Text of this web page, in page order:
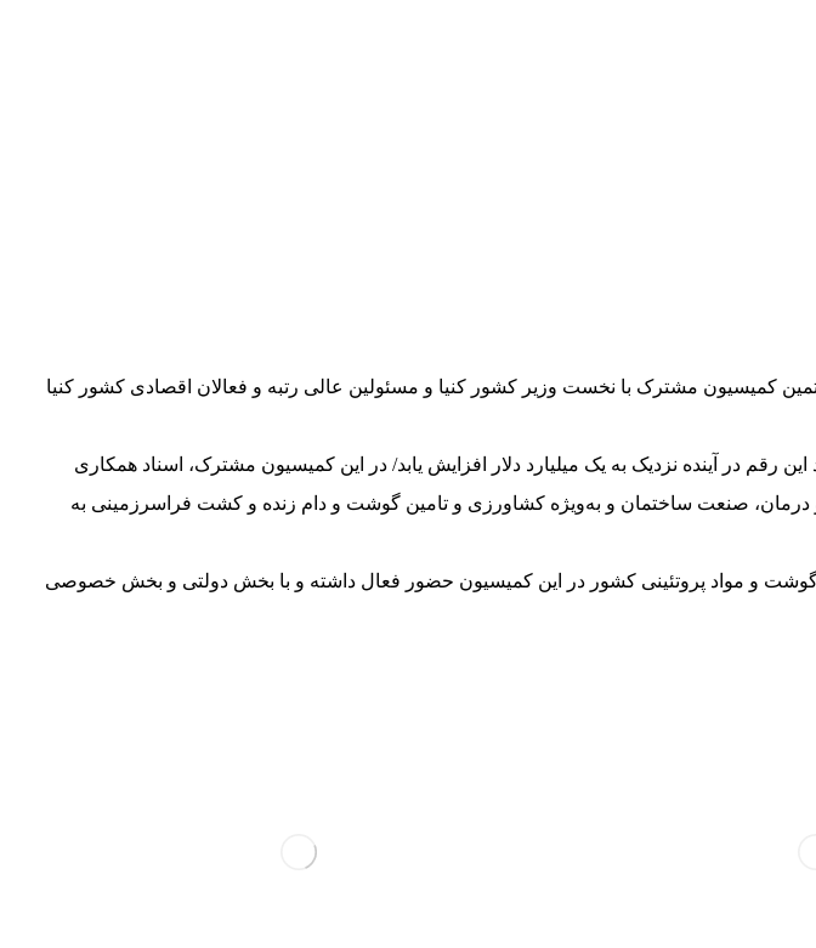
کمیسیون مشترک با نخست وزیر کشور کنیا و مسئولین عالی رتبه و فعالان اقصادی کشور کنیا
۱۵۰ میلیون دلار است و پیش‌بینی می‌شود این رقم در آینده نزدیک به یک میلیارد دلار افزایش یابد/ در این کمیسیون مشترک‏، اسناد همکاری
صنعت ساختمان و به‌ویژه کشاورزی و تامین گوشت و دام زنده و کشت فراسرزمینی به
و مواد پروتئینی کشور در این کمیسیون حضور فعال داشته و با بخش دولتی و بخش خصوصی